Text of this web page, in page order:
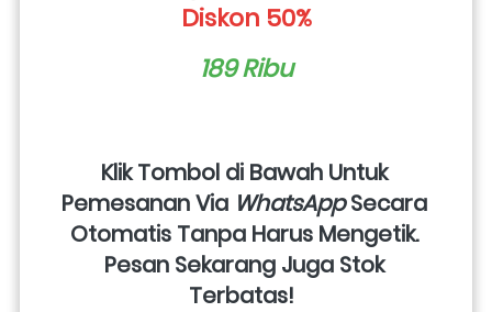
Diskon 50%
189 Ribu
Klik Tombol di Bawah Untuk
Pemesanan Via WhatsApp Secara
Otomatis Tanpa Harus Mengetik.
Pesan Sekarang Juga Stok
Terbatas!